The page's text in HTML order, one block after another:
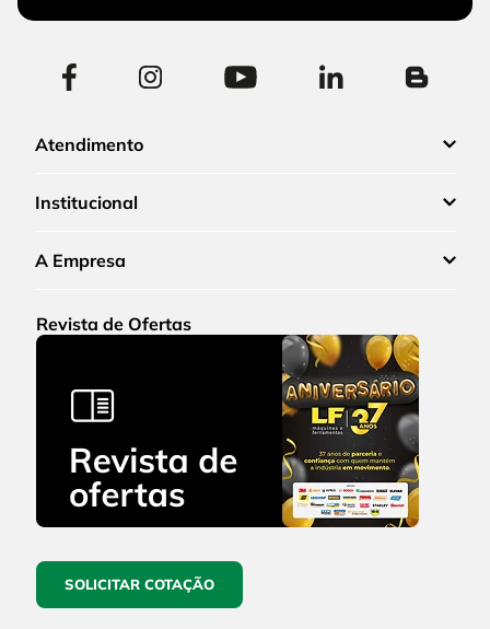
Atendimento
Institucional
A Empresa
Revista de Ofertas
SOLICITAR COTAÇÃO